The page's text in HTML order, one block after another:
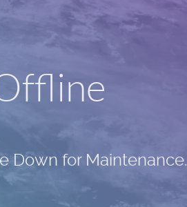
Down for Maintenance.